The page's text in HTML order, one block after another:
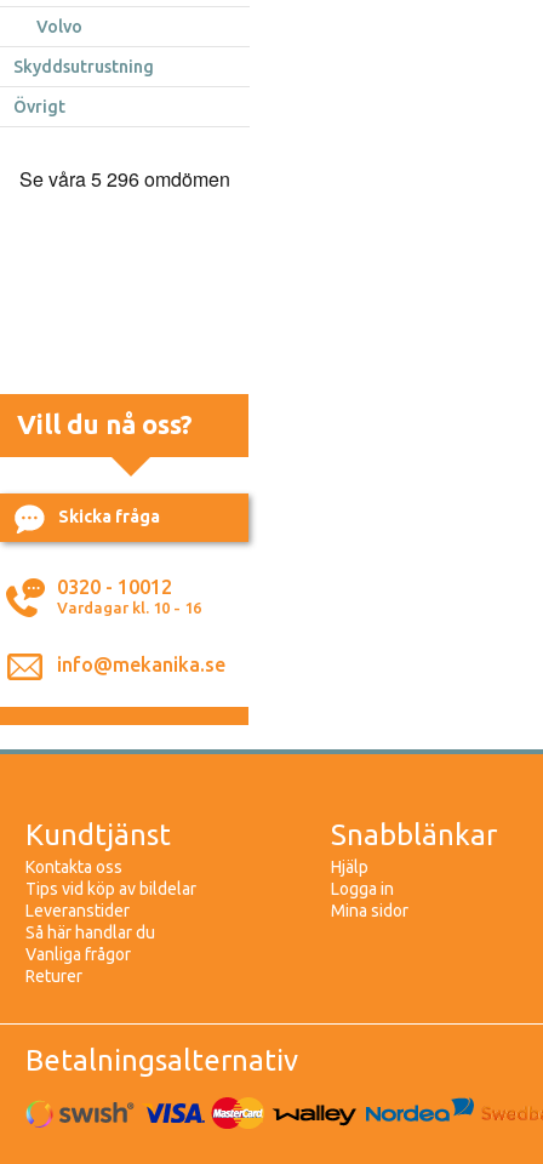
Volvo
Skyddsutrustning
Övrigt
Vill du nå oss?
Skicka fråga
0320 - 10012
Vardagar kl. 10 - 16
info@mekanika.se
Kundtjänst
Kontakta oss
Tips vid köp av bildelar
Leveranstider
Så här handlar du
Vanliga frågor
Returer
Snabblänkar
Hjälp
Logga in
Mina sidor
Betalningsalternativ